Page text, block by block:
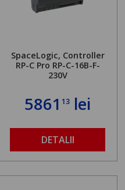
SpaceLogic, Controller
RP-C Pro RP-C-16B-F-
230V
586113 lei
DETALII